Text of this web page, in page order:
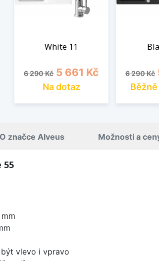
White 11
Běžná cena
6 290 Kč Cena
5 661 Kč
Na dotaz
Běžná
6 290 Kč
O značce Alveus Možnosti a
55
vlevo i vpravo